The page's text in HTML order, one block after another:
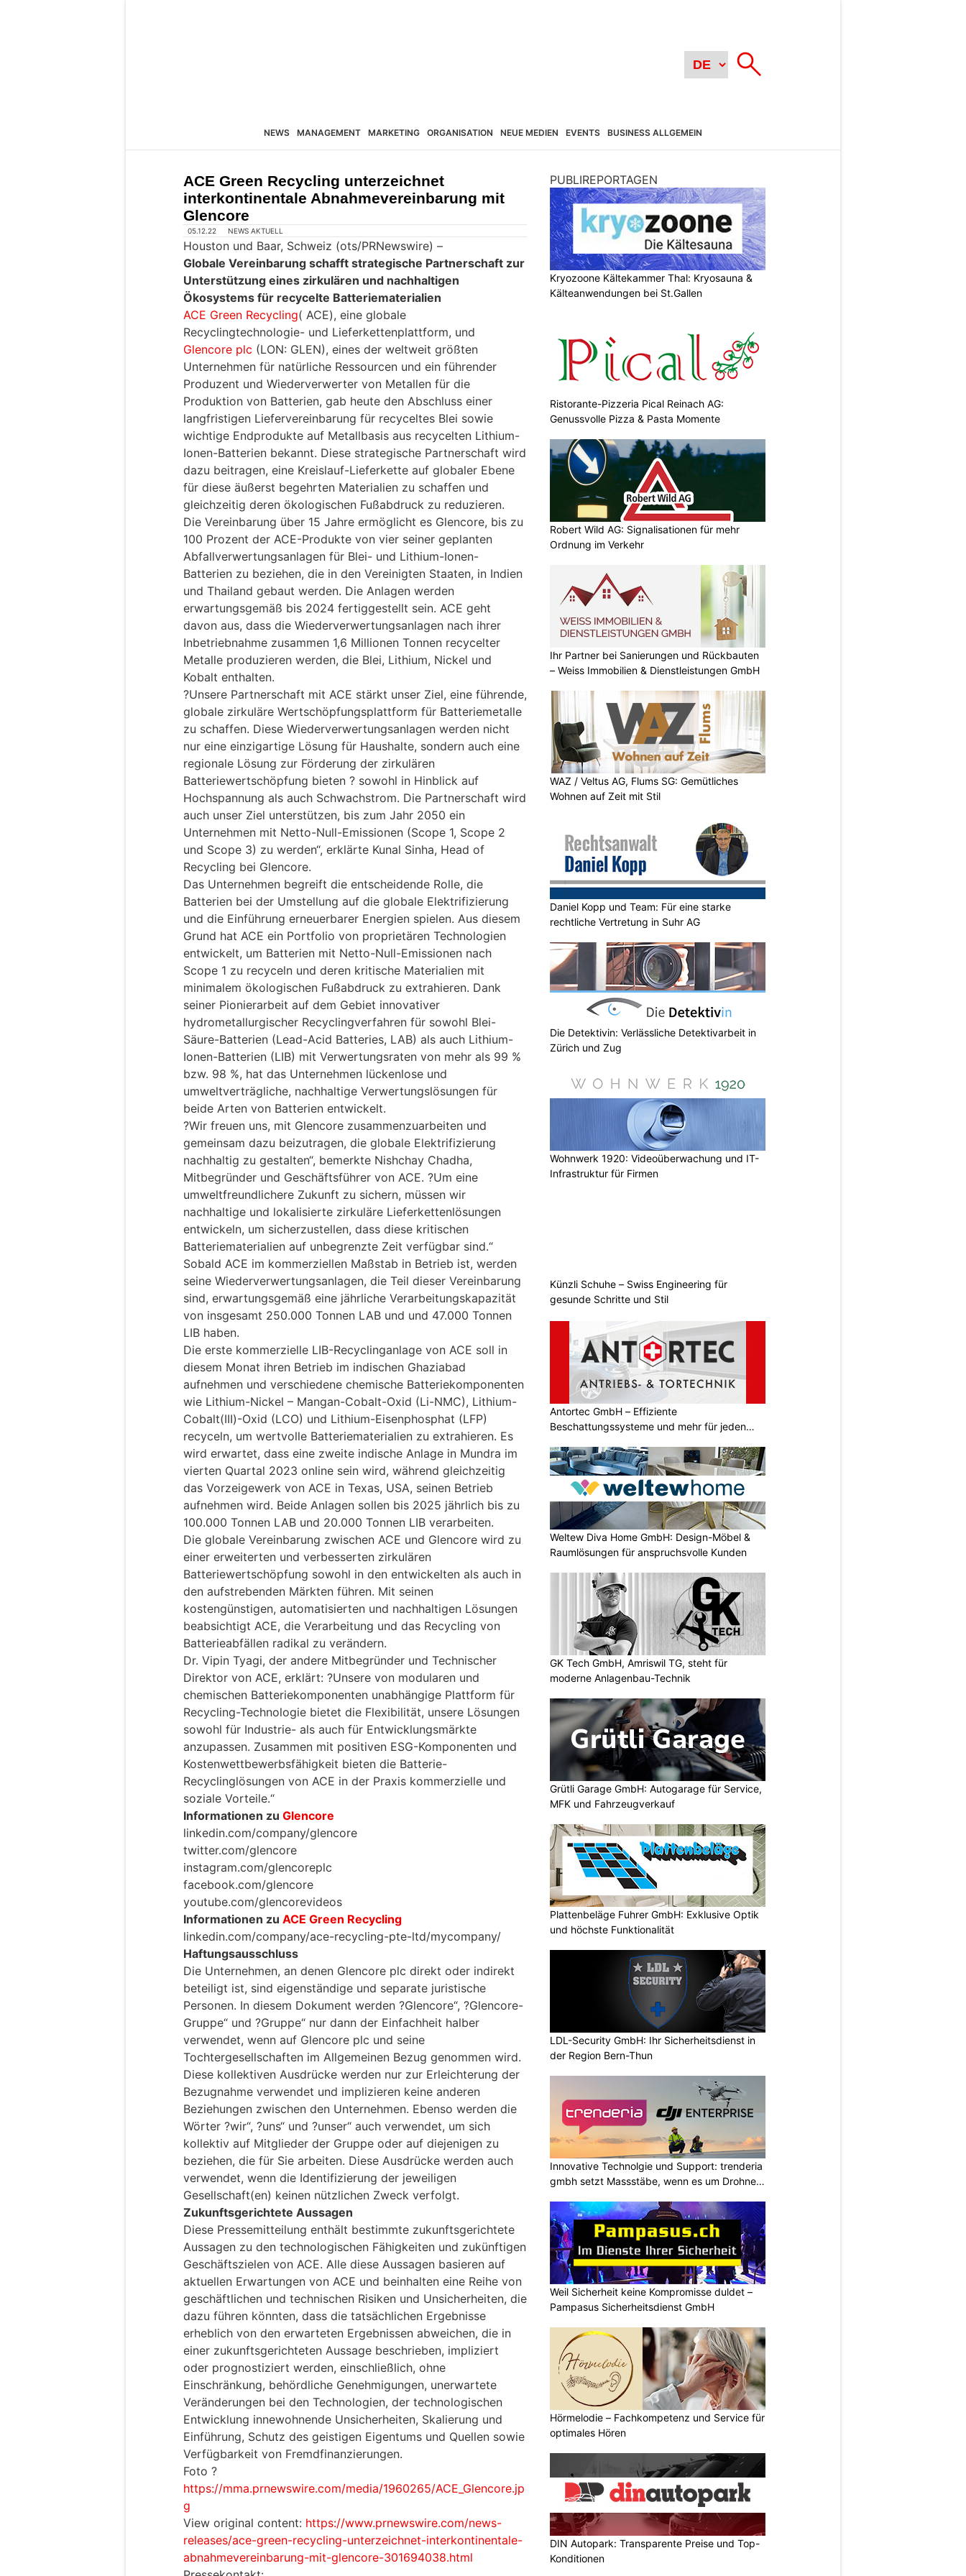
NEWS MANAGEMENT MARKETING ORGANISATION NEUE MEDIEN EVENTS BUSINESS ALLGEMEIN
ACE Green Recycling unterzeichnet
interkontinentale Abnahmevereinbarung mit
Glencore
05.12.22 NEWS AKTUELL
Houston und Baar, Schweiz (ots/PRNewswire) –
Globale Vereinbarung schafft strategische Partnerschaft zur
Unterstützung eines zirkulären und nachhaltigen
Ökosystems für recycelte Batteriematerialien
ACE Green Recycling( ACE), eine globale
Recyclingtechnologie- und Lieferkettenplattform, und
Glencore plc (LON: GLEN), eines der weltweit größten
Unternehmen für natürliche Ressourcen und ein führender
Produzent und Wiederverwerter von Metallen für die
Produktion von Batterien, gab heute den Abschluss einer
langfristigen Liefervereinbarung für recyceltes Blei sowie
wichtige Endprodukte auf Metallbasis aus recycelten Lithium-
Ionen-Batterien bekannt. Diese strategische Partnerschaft wird
dazu beitragen, eine Kreislauf-Lieferkette auf globaler Ebene
für diese äußerst begehrten Materialien zu schaffen und
gleichzeitig deren ökologischen Fußabdruck zu reduzieren.
Die Vereinbarung über 15 Jahre ermöglicht es Glencore, bis zu
100 Prozent der ACE-Produkte von vier seiner geplanten
Abfallverwertungsanlagen für Blei- und Lithium-Ionen-
Batterien zu beziehen, die in den Vereinigten Staaten, in Indien
und Thailand gebaut werden. Die Anlagen werden
erwartungsgemäß bis 2024 fertiggestellt sein. ACE geht
davon aus, dass die Wiederverwertungsanlagen nach ihrer
Inbetriebnahme zusammen 1,6 Millionen Tonnen recycelter
Metalle produzieren werden, die Blei, Lithium, Nickel und
Kobalt enthalten.
?Unsere Partnerschaft mit ACE stärkt unser Ziel, eine führende,
globale zirkuläre Wertschöpfungsplattform für Batteriemetalle
zu schaffen. Diese Wiederverwertungsanlagen werden nicht
nur eine einzigartige Lösung für Haushalte, sondern auch eine
regionale Lösung zur Förderung der zirkulären
Batteriewertschöpfung bieten ? sowohl in Hinblick auf
Hochspannung als auch Schwachstrom. Die Partnerschaft wird
auch unser Ziel unterstützen, bis zum Jahr 2050 ein
Unternehmen mit Netto-Null-Emissionen (Scope 1, Scope 2
und Scope 3) zu werden“, erklärte Kunal Sinha, Head of
Recycling bei Glencore.
Das Unternehmen begreift die entscheidende Rolle, die
Batterien bei der Umstellung auf die globale Elektrifizierung
und die Einführung erneuerbarer Energien spielen. Aus diesem
Grund hat ACE ein Portfolio von proprietären Technologien
entwickelt, um Batterien mit Netto-Null-Emissionen nach
Scope 1 zu recyceln und deren kritische Materialien mit
minimalem ökologischen Fußabdruck zu extrahieren. Dank
seiner Pionierarbeit auf dem Gebiet innovativer
hydrometallurgischer Recyclingverfahren für sowohl Blei-
Säure-Batterien (Lead-Acid Batteries, LAB) als auch Lithium-
Ionen-Batterien (LIB) mit Verwertungsraten von mehr als 99 %
bzw. 98 %, hat das Unternehmen lückenlose und
umweltverträgliche, nachhaltige Verwertungslösungen für
beide Arten von Batterien entwickelt.
?Wir freuen uns, mit Glencore zusammenzuarbeiten und
gemeinsam dazu beizutragen, die globale Elektrifizierung
nachhaltig zu gestalten“, bemerkte Nishchay Chadha,
Mitbegründer und Geschäftsführer von ACE. ?Um eine
umweltfreundlichere Zukunft zu sichern, müssen wir
nachhaltige und lokalisierte zirkuläre Lieferkettenlösungen
entwickeln, um sicherzustellen, dass diese kritischen
Batteriematerialien auf unbegrenzte Zeit verfügbar sind.“
Sobald ACE im kommerziellen Maßstab in Betrieb ist, werden
seine Wiederverwertungsanlagen, die Teil dieser Vereinbarung
sind, erwartungsgemäß eine jährliche Verarbeitungskapazität
von insgesamt 250.000 Tonnen LAB und und 47.000 Tonnen
LIB haben.
Die erste kommerzielle LIB-Recyclinganlage von ACE soll in
diesem Monat ihren Betrieb im indischen Ghaziabad
aufnehmen und verschiedene chemische Batteriekomponenten
wie Lithium-Nickel – Mangan-Cobalt-Oxid (Li-NMC), Lithium-
Cobalt(III)-Oxid (LCO) und Lithium-Eisenphosphat (LFP)
recyceln, um wertvolle Batteriematerialien zu extrahieren. Es
wird erwartet, dass eine zweite indische Anlage in Mundra im
vierten Quartal 2023 online sein wird, während gleichzeitig
das Vorzeigewerk von ACE in Texas, USA, seinen Betrieb
aufnehmen wird. Beide Anlagen sollen bis 2025 jährlich bis zu
100.000 Tonnen LAB und 20.000 Tonnen LIB verarbeiten.
Die globale Vereinbarung zwischen ACE und Glencore wird zu
einer erweiterten und verbesserten zirkulären
Batteriewertschöpfung sowohl in den entwickelten als auch in
den aufstrebenden Märkten führen. Mit seinen
kostengünstigen, automatisierten und nachhaltigen Lösungen
beabsichtigt ACE, die Verarbeitung und das Recycling von
Batterieabfällen radikal zu verändern.
Dr. Vipin Tyagi, der andere Mitbegründer und Technischer
Direktor von ACE, erklärt: ?Unsere von modularen und
chemischen Batteriekomponenten unabhängige Plattform für
Recycling-Technologie bietet die Flexibilität, unsere Lösungen
sowohl für Industrie- als auch für Entwicklungsmärkte
anzupassen. Zusammen mit positiven ESG-Komponenten und
Kostenwettbewerbsfähigkeit bieten die Batterie-
Recyclinglösungen von ACE in der Praxis kommerzielle und
soziale Vorteile.“
Informationen zu Glencore
linkedin.com/company/glencore
twitter.com/glencore
instagram.com/glencoreplc
facebook.com/glencore
youtube.com/glencorevideos
Informationen zu ACE Green Recycling
linkedin.com/company/ace-recycling-pte-ltd/mycompany/
Haftungsausschluss
Die Unternehmen, an denen Glencore plc direkt oder indirekt
beteiligt ist, sind eigenständige und separate juristische
Personen. In diesem Dokument werden ?Glencore“, ?Glencore-
Gruppe“ und ?Gruppe“ nur dann der Einfachheit halber
verwendet, wenn auf Glencore plc und seine
Tochtergesellschaften im Allgemeinen Bezug genommen wird.
Diese kollektiven Ausdrücke werden nur zur Erleichterung der
Bezugnahme verwendet und implizieren keine anderen
Beziehungen zwischen den Unternehmen. Ebenso werden die
Wörter ?wir“, ?uns“ und ?unser“ auch verwendet, um sich
kollektiv auf Mitglieder der Gruppe oder auf diejenigen zu
beziehen, die für Sie arbeiten. Diese Ausdrücke werden auch
verwendet, wenn die Identifizierung der jeweiligen
Gesellschaft(en) keinen nützlichen Zweck verfolgt.
Zukunftsgerichtete Aussagen
Diese Pressemitteilung enthält bestimmte zukunftsgerichtete
Aussagen zu den technologischen Fähigkeiten und zukünftigen
Geschäftszielen von ACE. Alle diese Aussagen basieren auf
aktuellen Erwartungen von ACE und beinhalten eine Reihe von
geschäftlichen und technischen Risiken und Unsicherheiten, die
dazu führen könnten, dass die tatsächlichen Ergebnisse
erheblich von den erwarteten Ergebnissen abweichen, die in
einer zukunftsgerichteten Aussage beschrieben, impliziert
oder prognostiziert werden, einschließlich, ohne
Einschränkung, behördliche Genehmigungen, unerwartete
Veränderungen bei den Technologien, der technologischen
Entwicklung innewohnende Unsicherheiten, Skalierung und
Einführung, Schutz des geistigen Eigentums und Quellen sowie
Verfügbarkeit von Fremdfinanzierungen.
Foto ?
https://mma.prnewswire.com/media/1960265/ACE_Glencore.jp
g
View original content: https://www.prnewswire.com/news-
releases/ace-green-recycling-unterzeichnet-interkontinentale-
abnahmevereinbarung-mit-glencore-301694038.html
PUBLIREPORTAGEN
Kryozoone Kältekammer Thal: Kryosauna &
Kälteanwendungen bei St.Gallen
Ristorante-Pizzeria Pical Reinach AG:
Genussvolle Pizza & Pasta Momente
Robert Wild AG: Signalisationen für mehr
Ordnung im Verkehr
Ihr Partner bei Sanierungen und Rückbauten
– Weiss Immobilien & Dienstleistungen GmbH
WAZ / Veltus AG, Flums SG: Gemütliches
Wohnen auf Zeit mit Stil
Daniel Kopp und Team: Für eine starke
rechtliche Vertretung in Suhr AG
Die Detektivin: Verlässliche Detektivarbeit in
Zürich und Zug
Wohnwerk 1920: Videoüberwachung und IT-
Infrastruktur für Firmen
Künzli Schuhe – Swiss Engineering für
gesunde Schritte und Stil
Antortec GmbH – Effiziente
Beschattungssysteme und mehr für jeden
Weltew Diva Home GmbH: Design-Möbel &
Raumlösungen für anspruchsvolle Kunden
GK Tech GmbH, Amriswil TG, steht für
moderne Anlagenbau-Technik
Grütli Garage GmbH: Autogarage für Service,
MFK und Fahrzeugverkauf
Plattenbeläge Fuhrer GmbH: Exklusive Optik
und höchste Funktionalität
LDL-Security GmbH: Ihr Sicherheitsdienst in
der Region Bern-Thun
Innovative Technolgie und Support: trenderia
gmbh setzt Massstäbe, wenn es um Drohnen
Weil Sicherheit keine Kompromisse duldet –
Pampasus Sicherheitsdienst GmbH
Hörmelodie – Fachkompetenz und Service für
optimales Hören
DIN Autopark: Transparente Preise und Top-
Konditionen